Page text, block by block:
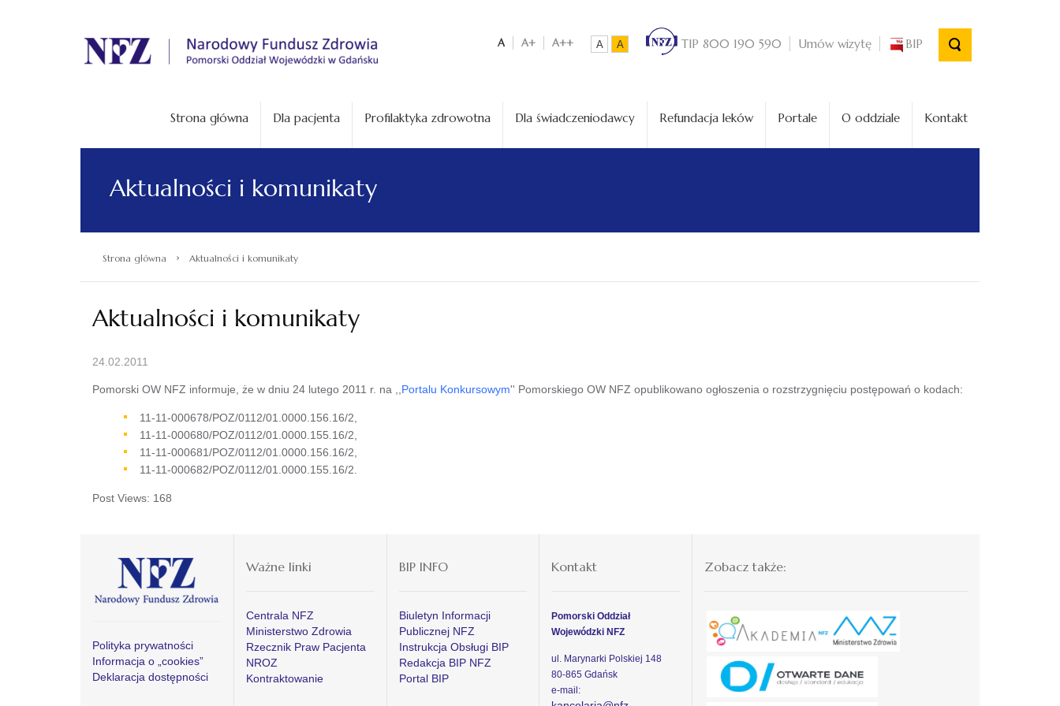
. A A+ A++ A A TIP 800 190 590 Umów wizytę BIP
Strona główna Dla pacjenta Profilaktyka zdrowotna Dla świadczeniodawcy Refundacja leków Portale O oddziale Kontakt
Aktualności i komunikaty
Strona główna › Aktualności i komunikaty
Aktualności i komunikaty
24.02.2011
Pomorski OW NFZ informuje, że w dniu 24 lutego 2011 r. na ,, Portalu Konkursowym'' Pomorskiego OW NFZ opublikowano ogłoszenia o rozstrzygnięciu postępowań o kodach:
11-11-000678/POZ/0112/01.0000.156.16/2,
11-11-000680/POZ/0112/01.0000.155.16/2,
11-11-000681/POZ/0112/01.0000.156.16/2,
11-11-000682/POZ/0112/01.0000.155.16/2.
Post Views: 168
Polityka prywatności
Informacja o „cookies”
Deklaracja dostępności
Ważne linki
Centrala NFZ
Ministerstwo Zdrowia
Rzecznik Praw Pacjenta
NROZ
Kontraktowanie
BIP INFO
Biuletyn Informacji
Publicznej NFZ
Instrukcja Obsługi BIP
Redakcja BIP NFZ
Portal BIP
Kontakt
Pomorski Oddział
Wojewódzki NFZ
ul. Marynarki Polskiej 148
80-865 Gdańsk
e-mail:
Zobacz także: